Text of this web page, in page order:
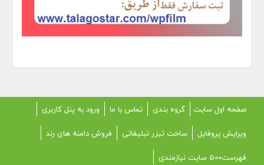
صفحه اول سایت گروه بندی تماس با ما
ورود به پنل کاربری
ویرایش پروفایل
ساخت تیزر تبلیغاتی
فروش دامنه های رند
فهرست500 سایت نیازمندی